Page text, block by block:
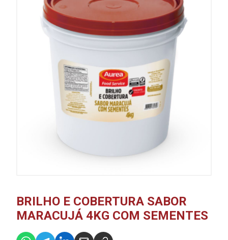
BRILHO E COBERTURA SABOR
MARACUJÁ 4KG COM SEMENTES